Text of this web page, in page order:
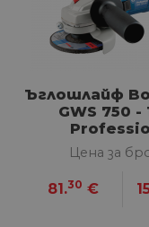
Ъглошлайф
GWS 750 -
Цена за
81.30 €